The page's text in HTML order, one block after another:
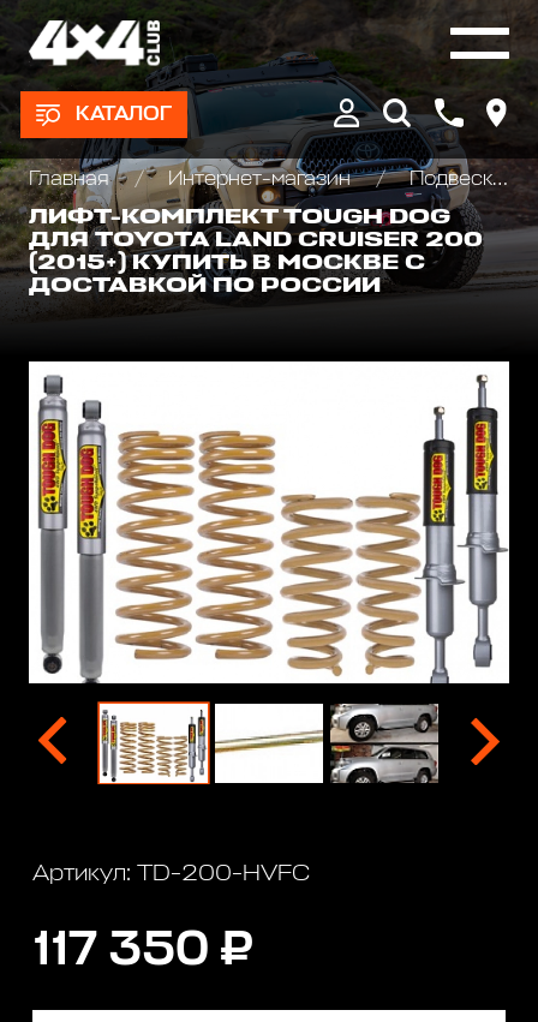
КАТАЛОГ
Главная Интернет-магазин
Подвеска/Лифт комплекты
ЛИФТ-КОМПЛЕКТ TOUGH DOG
ДЛЯ TOYOTA LAND CRUISER 200
(2015+) КУПИТЬ В МОСКВЕ С
ДОСТАВКОЙ ПО РОССИИ
Артикул: TD-200-HVFC
117 350 ₽